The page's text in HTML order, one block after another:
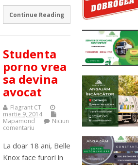
Continue Reading
Studenta
porno vrea
sa devina
avocat
Flagrant CT
martie 9, 2014
Mapamond
Niciun
comentariu
La doar 18 ani, Belle
Knox face furori in